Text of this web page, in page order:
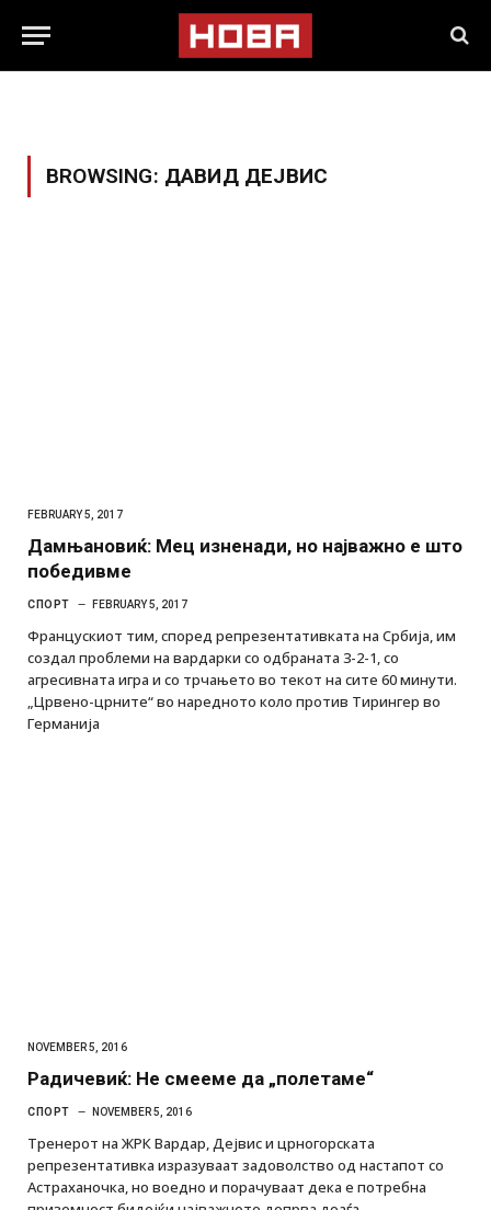
BROWSING: ДАВИД ДЕЈВИС
FEBRUARY 5, 2017
Дамњановиќ: Мец изненади, но најважно е што
победивме
СПОРТ FEBRUARY 5, 2017
Францускиот тим, според репрезентативката на Србија, им
создал проблеми на вардарки со одбраната 3-2-1, со
агресивната игра и со трчањето во текот на сите 60 минути.
„Црвено-црните“ во наредното коло против Тирингер во
Германија
NOVEMBER 5, 2016
Радичевиќ: Не смееме да „полетаме“
СПОРТ NOVEMBER 5, 2016
Тренерот на ЖРК Вардар, Дејвис и црногорската
репрезентативка изразуваат задоволство од настапот со
Астраханочка, но воедно и порачуваат дека е потребна